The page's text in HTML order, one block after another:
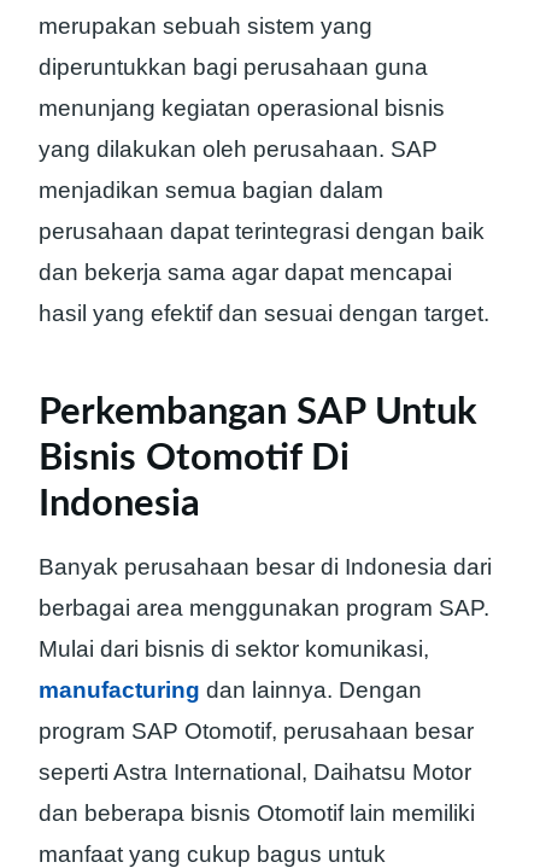
merupakan sebuah sistem yang
diperuntukkan bagi perusahaan guna
menunjang kegiatan operasional bisnis
yang dilakukan oleh perusahaan. SAP
menjadikan semua bagian dalam
perusahaan dapat terintegrasi dengan baik
dan bekerja sama agar dapat mencapai
hasil yang efektif dan sesuai dengan target.
Perkembangan SAP Untuk
Bisnis Otomotif Di
Indonesia
Banyak perusahaan besar di Indonesia dari
berbagai area menggunakan program SAP.
Mulai dari bisnis di sektor komunikasi,
manufacturing dan lainnya. Dengan
program SAP Otomotif, perusahaan besar
seperti Astra International, Daihatsu Motor
dan beberapa bisnis Otomotif lain memiliki
manfaat yang cukup bagus untuk